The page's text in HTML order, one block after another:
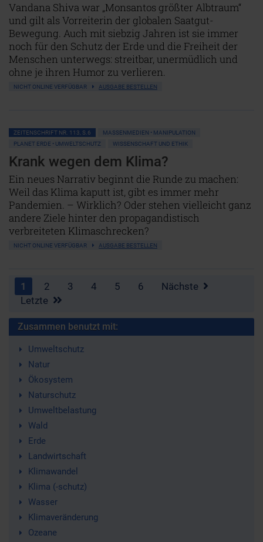
Vandana Shiva war „Monsantos größter Albtraum“
und gilt als Vorreiterin der globalen Saatgut-
Bewegung. Auch mit siebzig Jahren ist sie immer
noch für den Schutz der Erde und die Freiheit der
Menschen unterwegs: streitbar, unermüdlich und
ohne je ihren Humor zu verlieren.
NICHT ONLINE VERFÜGBAR AUSGABE BESTELLEN
ZEITENSCHRIFT NR. 113, S.6
MASSENMEDIEN • MANIPULATION
PLANET ERDE • UMWELTSCHUTZ
WISSENSCHAFT UND ETHIK
Krank wegen dem Klima?
Ein neues Narrativ beginnt die Runde zu machen:
Weil das Klima kaputt ist, gibt es immer mehr
Pandemien. – Wirklich? Oder stehen vielleicht ganz
andere Ziele hinter den propagandistisch
verbreiteten Klimaschrecken?
NICHT ONLINE VERFÜGBAR AUSGABE BESTELLEN
1 2 3 4 5 6
Nächste
Letzte
Zusammen benutzt mit:
Umweltschutz
Natur
Ökosystem
Naturschutz
Umweltbelastung
Wald
Erde
Landwirtschaft
Klimawandel
Klima (-schutz)
Wasser
Klimaveränderung
Ozeane